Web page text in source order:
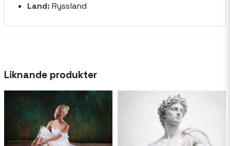
Land: Ryssland
Liknande produkter